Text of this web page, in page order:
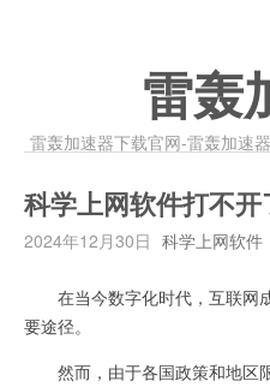
雷轰
雷轰加速器下载官网-雷轰加速
科学上网软件打不开
2024年12月30日 科学上网软件
在当今数字化时代，互联网
要途径。
然而，由于各国政策和地区